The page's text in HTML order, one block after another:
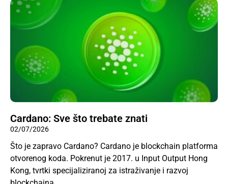
Cardano: Sve što trebate znati
02/07/2026
Što je zapravo Cardano? Cardano je blockchain platforma
otvorenog koda. Pokrenut je 2017. u Input Output Hong
Kong, tvrtki specijaliziranoj za istraživanje i razvoj